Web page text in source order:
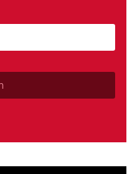
policy to subscribe to